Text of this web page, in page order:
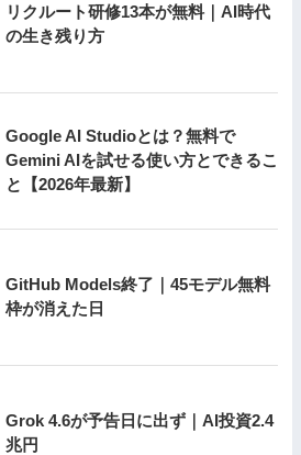
リクルート研修13本が無料｜AI時代
の生き残り方
Google AI Studioとは？無料で
Gemini AIを試せる使い方とできるこ
と【2026年最新】
GitHub Models終了｜45モデル無料
枠が消えた日
Grok 4.6が予告日に出ず｜AI投資2.4
兆円